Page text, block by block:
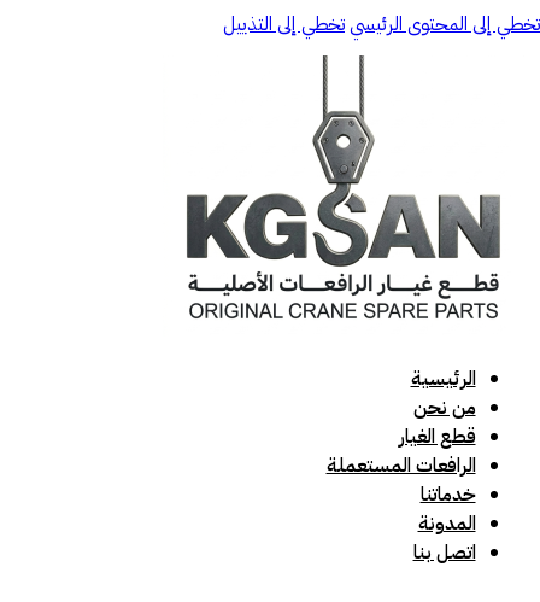
تخطي إلى المحتوى الرئيسيتخطي إلى التذييل
الرئيسية
من نحن
قطع الغيار
الرافعات المستعملة
خدماتنا
المدونة
اتصل بنا